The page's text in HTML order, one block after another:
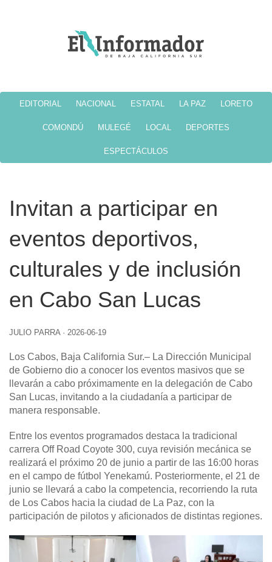
EDITORIAL NACIONAL ESTATAL LA PAZ LORETO
COMONDÚ MULEGÉ LOCAL DEPORTES
ESPECTÁCULOS
Invitan a participar en
eventos deportivos,
culturales y de inclusión
en Cabo San Lucas
JULIO PARRA · 2026-06-19
Los Cabos, Baja California Sur.– La Dirección Municipal
de Gobierno dio a conocer los eventos masivos que se
llevarán a cabo próximamente en la delegación de Cabo
San Lucas, invitando a la ciudadanía a participar de
manera responsable.
Entre los eventos programados destaca la tradicional
carrera Off Road Coyote 300, cuya revisión mecánica se
realizará el próximo 20 de junio a partir de las 16:00 horas
en el campo de fútbol Yenekamú. Posteriormente, el 21 de
junio se llevará a cabo la competencia, recorriendo la ruta
de Los Cabos hacia la ciudad de La Paz, con la
participación de pilotos y aficionados de distintas regiones.